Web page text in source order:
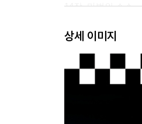
14장. 마법의 소스
16장. 소등
에필로그
덧붙이는 이야기
상세 이미지